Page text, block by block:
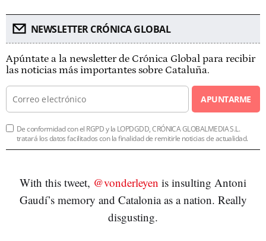
NEWSLETTER CRÓNICA GLOBAL
Apúntate a la newsletter de Crónica Global para recibir
las noticias más importantes sobre Cataluña.
APUNTARME
De conformidad con el RGPD y la LOPDGDD, CRÓNICA GLOBALMEDIA S.L.
tratará los datos facilitados con la finalidad de remitirle noticias de actualidad.
With this tweet, @vonderleyen is insulting Antoni
Gaudí’s memory and Catalonia as a nation. Really
disgusting.